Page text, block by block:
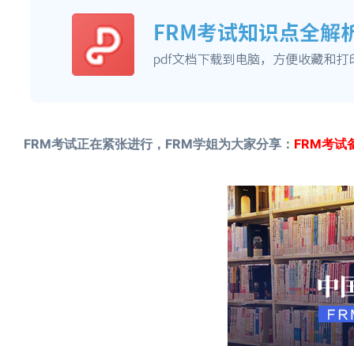
FRM考试正在紧张进行，FRM学姐为大家分享： FRM考试